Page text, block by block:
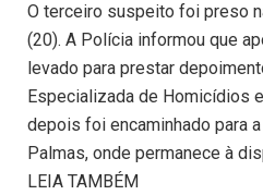
O terceiro suspeito foi preso
(20). A Polícia informou que
levado para prestar
Especializada de Homicídios
depois foi encaminhado para
Palmas, onde permanece à
LEIA TAMBÉM